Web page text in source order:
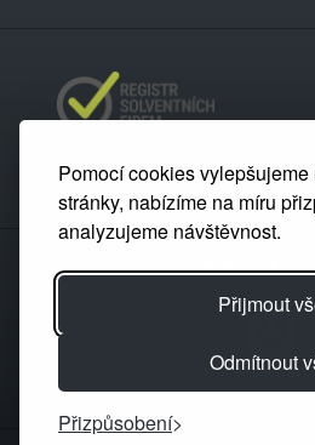
Pomocí cookies
stránky, nabízíme na míru
analyzujeme návštěvnost.
Přijmout
Odmítnout
Přizpůsobení
Partnerský